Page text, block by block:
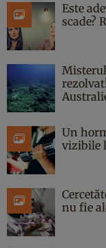
Este
scade?
Un
vizibile
nu fie